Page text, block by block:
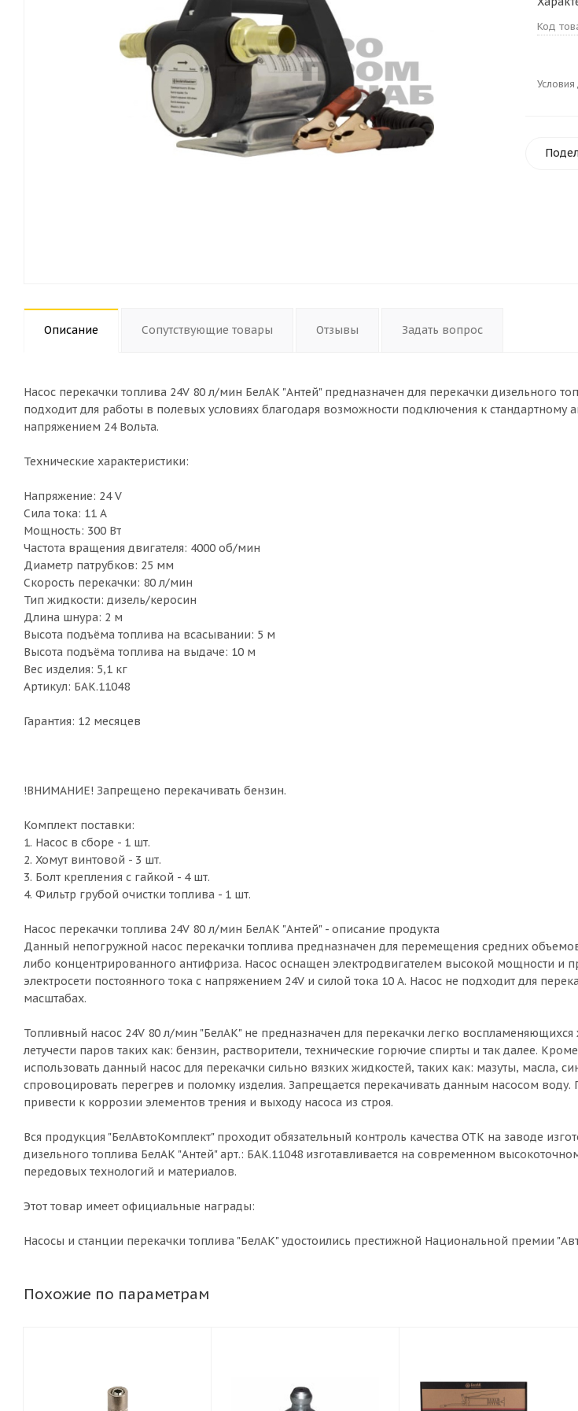
Код
Условия
Описание Сопутствующие товары Отзывы Задать вопрос
Насос перекачки топлива 24V 80 л/мин БелАК "Антей" предназначен для перекачки дизельного
подходит для работы в полевых условиях благодаря возможности подключения к стандартному
напряжением 24 Вольта.
Технические характеристики:
Напряжение: 24 V
Сила тока: 11 A
Мощность: 300 Вт
Частота вращения двигателя: 4000 об/мин
Диаметр патрубков: 25 мм
Скорость перекачки: 80 л/мин
Тип жидкости: дизель/керосин
Длина шнура: 2 м
Высота подъёма топлива на всасывании: 5 м
Высота подъёма топлива на выдаче: 10 м
Вес изделия: 5,1 кг
Артикул: БАК.11048
Гарантия: 12 месяцев
!ВНИМАНИЕ! Запрещено перекачивать бензин.
Комплект поставки:
1. Насос в сборе - 1 шт.
2. Хомут винтовой - 3 шт.
3. Болт крепления с гайкой - 4 шт.
4. Фильтр грубой очистки топлива - 1 шт.
Насос перекачки топлива 24V 80 л/мин БелАК "Антей" - описание продукта
Данный непогружной насос перекачки топлива предназначен для перемещения средних
либо концентрированного антифриза. Насос оснащен электродвигателем высокой мощности и
электросети постоянного тока с напряжением 24V и силой тока 10 A. Насос не подходит для
масштабах.
Топливный насос 24V 80 л/мин "БелАК" не предназначен для перекачки легко
летучести паров таких как: бензин, растворители, технические горючие спирты и так далее.
использовать данный насос для перекачки сильно вязких жидкостей, таких как: мазуты, масла,
спровоцировать перегрев и поломку изделия. Запрещается перекачивать данным насосом
привести к коррозии элементов трения и выходу насоса из строя.
Вся продукция "БелАвтоКомплект" проходит обязательный контроль качества ОТК на заводе
дизельного топлива БелАК "Антей" арт.: БАК.11048 изготавливается на современном
передовых технологий и материалов.
Этот товар имеет официальные награды:
Насосы и станции перекачки топлива "БелАК" удостоились престижной Национальной премии
Похожие по параметрам